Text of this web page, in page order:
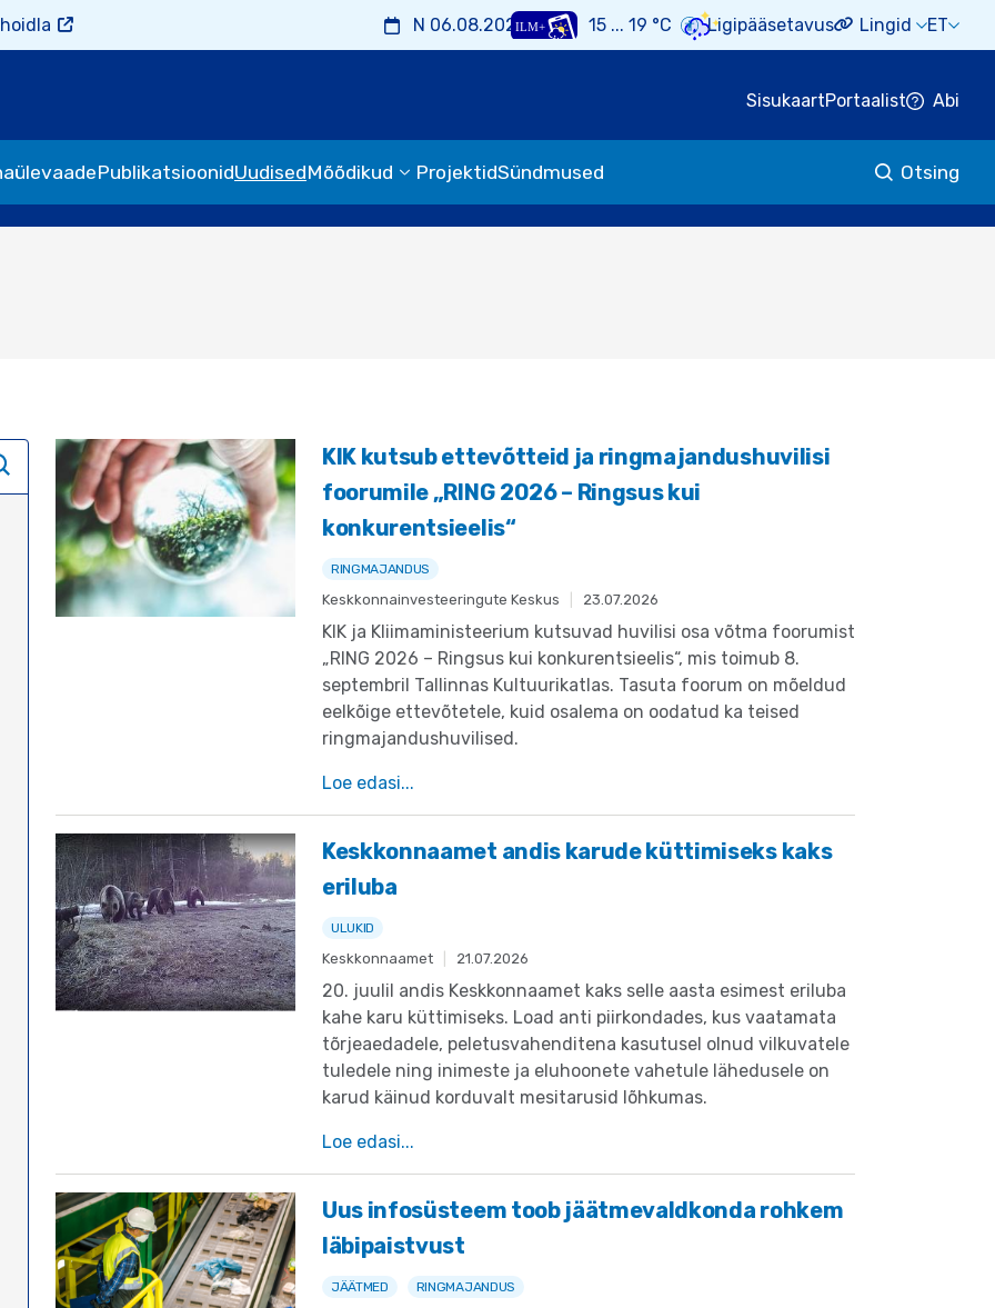
N 06.08.2026 15 ... 19 °C Ligipääsetavus Lingid Select
ET
Empty
Empty
Empty
Empty
SisukaartPortaalist Abi
PublikatsioonidUudisedMõõdikud ProjektidSündmused Otsing
KIK kutsub ettevõtteid ja ringmajandushuvilisi
foorumile „RING 2026 – Ringsus kui
konkurentsieelis“
RINGMAJANDUS
Keskkonnainvesteeringute Keskus 23.07.2026
KIK ja Kliimaministeerium kutsuvad huvilisi osa võtma foorumist
„RING 2026 – Ringsus kui konkurentsieelis“, mis toimub 8.
septembril Tallinnas Kultuurikatlas. Tasuta foorum on mõeldud
eelkõige ettevõtetele, kuid osalema on oodatud ka teised
ringmajandushuvilised.
Loe edasi...
Keskkonnaamet andis karude küttimiseks kaks
eriluba
ULUKID
Keskkonnaamet 21.07.2026
20. juulil andis Keskkonnaamet kaks selle aasta esimest eriluba
kahe karu küttimiseks. Load anti piirkondades, kus vaatamata
tõrjeaedadele, peletusvahenditena kasutusel olnud vilkuvatele
tuledele ning inimeste ja eluhoonete vahetule lähedusele on
karud käinud korduvalt mesitarusid lõhkumas.
Loe edasi...
Uus infosüsteem toob jäätmevaldkonda rohkem
läbipaistvust
JÄÄTMED RINGMAJANDUS